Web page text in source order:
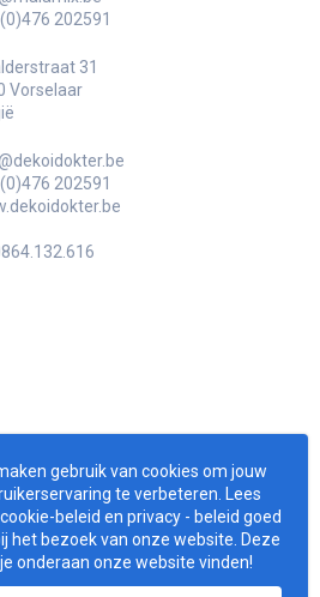
202591
31
Vorselaar
202591
gebruik van cookies om jouw
te verbeteren. Lees
beleid en privacy - beleid goed
het bezoek van onze website. Deze
onderaan onze website vinden!